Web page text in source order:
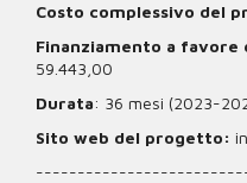
Costo complessivo del
Finanziamento a favore
59.443,00
Durata: 36 mesi (2023-
Sito web del progetto: